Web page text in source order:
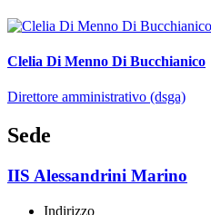
Clelia Di Menno Di Bucchianico
Direttore amministrativo (dsga)
Sede
IIS Alessandrini Marino
Indirizzo